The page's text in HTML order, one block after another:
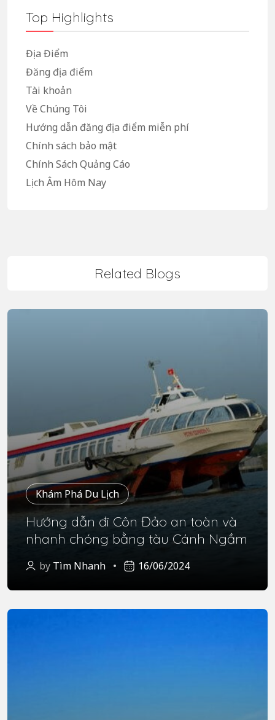
Top Highlights
Địa Điểm
Đăng địa điểm
Tài khoản
Về Chúng Tôi
Hướng dẫn đăng địa điểm miễn phí
Chính sách bảo mật
Chính Sách Quảng Cáo
Lịch Âm Hôm Nay
Related Blogs
Khám Phá Du Lịch
Hướng dẫn đi Côn Đảo an toàn và
nhanh chóng bằng tàu Cánh Ngầm
by Tìm Nhanh 16/06/2024